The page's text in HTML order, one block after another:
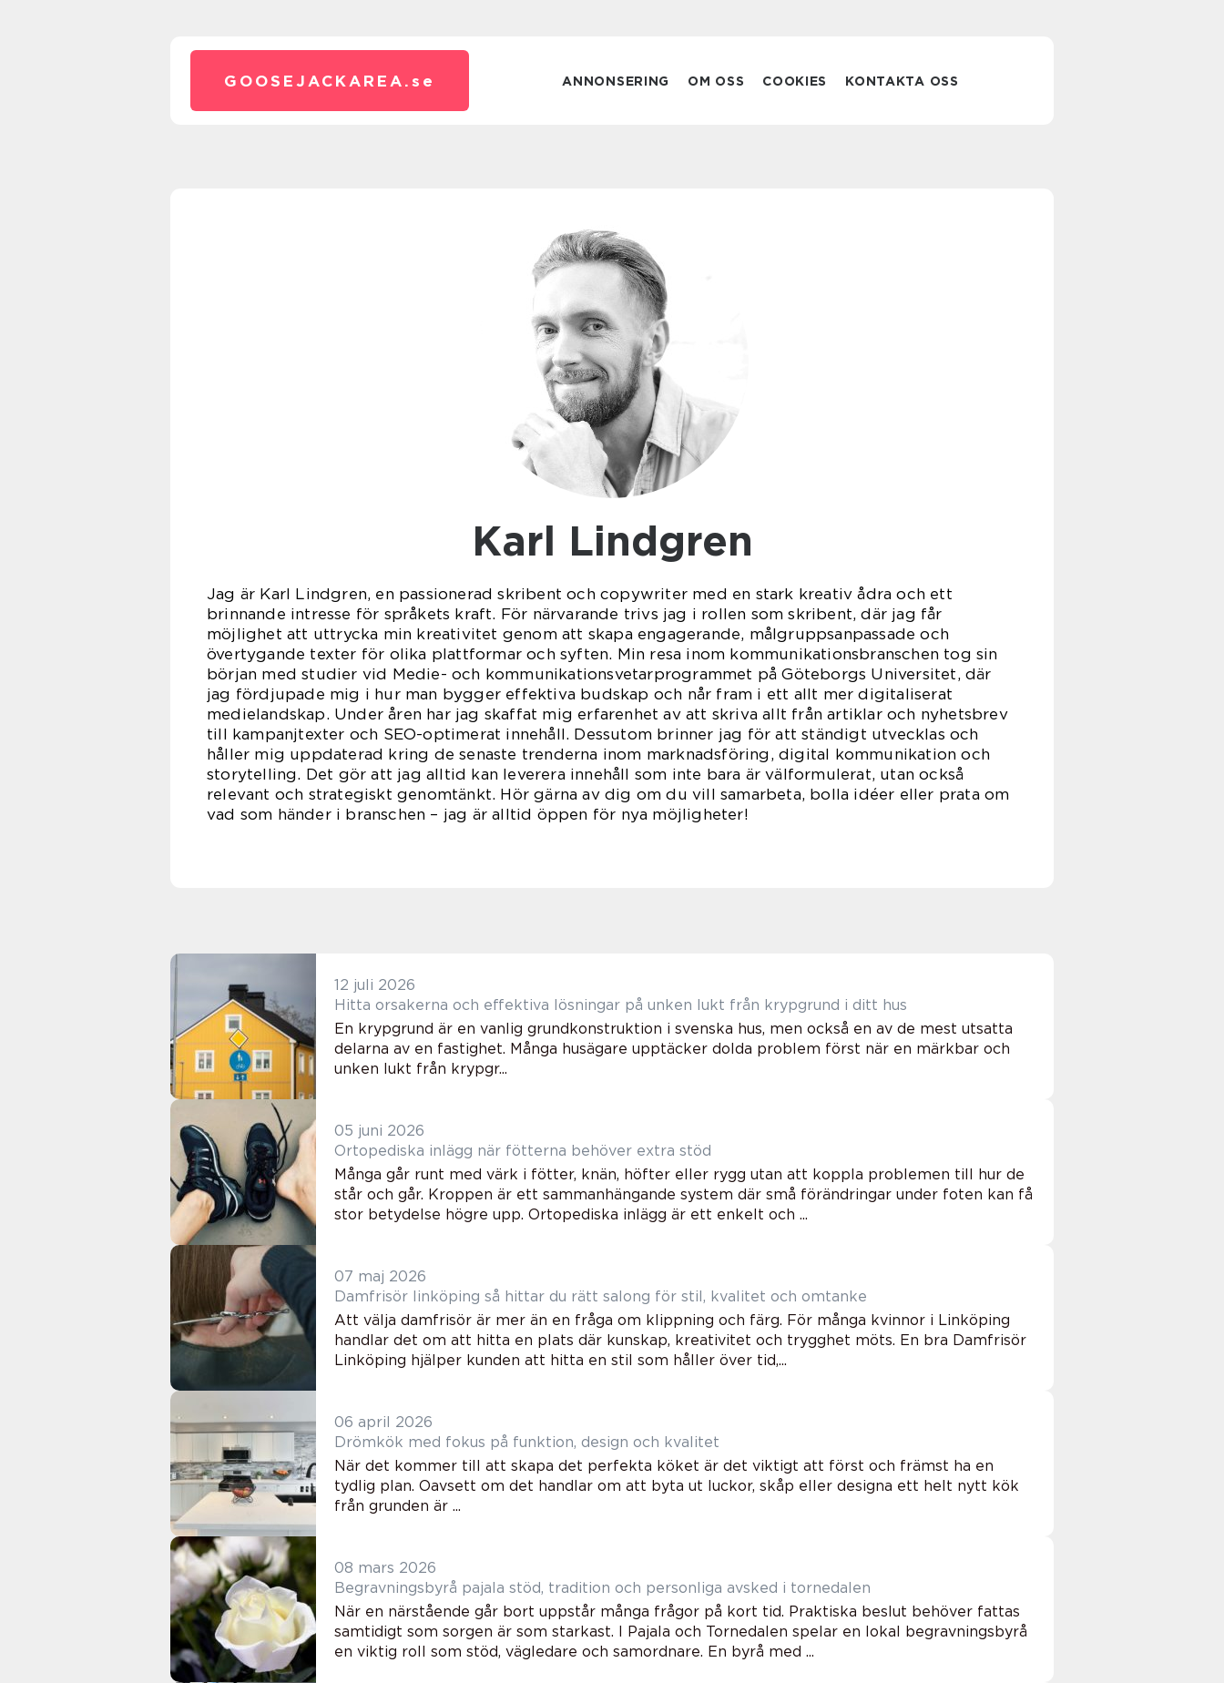
GOOSEJACKAREA. se ANNONSERING OM OSS COOKIES KONTAKTA OSS
Karl Lindgren
Jag är Karl Lindgren, en passionerad skribent och copywriter med en stark kreativ ådra och ett
brinnande intresse för språkets kraft. För närvarande trivs jag i rollen som skribent, där jag får
möjlighet att uttrycka min kreativitet genom att skapa engagerande, målgruppsanpassade och
övertygande texter för olika plattformar och syften. Min resa inom kommunikationsbranschen tog sin
början med studier vid Medie- och kommunikationsvetarprogrammet på Göteborgs Universitet, där
jag fördjupade mig i hur man bygger effektiva budskap och når fram i ett allt mer digitaliserat
medielandskap. Under åren har jag skaffat mig erfarenhet av att skriva allt från artiklar och nyhetsbrev
till kampanjtexter och SEO-optimerat innehåll. Dessutom brinner jag för att ständigt utvecklas och
håller mig uppdaterad kring de senaste trenderna inom marknadsföring, digital kommunikation och
storytelling. Det gör att jag alltid kan leverera innehåll som inte bara är välformulerat, utan också
relevant och strategiskt genomtänkt. Hör gärna av dig om du vill samarbeta, bolla idéer eller prata om
vad som händer i branschen – jag är alltid öppen för nya möjligheter!
12 juli 2026
Hitta orsakerna och effektiva lösningar på unken lukt från krypgrund i ditt hus
En krypgrund är en vanlig grundkonstruktion i svenska hus, men också en av de mest utsatta
delarna av en fastighet. Många husägare upptäcker dolda problem först när en märkbar och
unken lukt från krypgr...
05 juni 2026
Ortopediska inlägg när fötterna behöver extra stöd
Många går runt med värk i fötter, knän, höfter eller rygg utan att koppla problemen till hur de
står och går. Kroppen är ett sammanhängande system där små förändringar under foten kan få
stor betydelse högre upp. Ortopediska inlägg är ett enkelt och ...
07 maj 2026
Damfrisör linköping så hittar du rätt salong för stil, kvalitet och omtanke
Att välja damfrisör är mer än en fråga om klippning och färg. För många kvinnor i Linköping
handlar det om att hitta en plats där kunskap, kreativitet och trygghet möts. En bra Damfrisör
Linköping hjälper kunden att hitta en stil som håller över tid,...
06 april 2026
Drömkök med fokus på funktion, design och kvalitet
När det kommer till att skapa det perfekta köket är det viktigt att först och främst ha en
tydlig plan. Oavsett om det handlar om att byta ut luckor, skåp eller designa ett helt nytt kök
från grunden är ...
08 mars 2026
Begravningsbyrå pajala stöd, tradition och personliga avsked i tornedalen
När en närstående går bort uppstår många frågor på kort tid. Praktiska beslut behöver fattas
samtidigt som sorgen är som starkast. I Pajala och Tornedalen spelar en lokal begravningsbyrå
en viktig roll som stöd, vägledare och samordnare. En byrå med ...